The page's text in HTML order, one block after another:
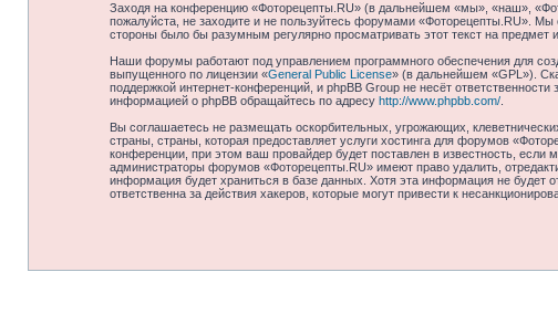
Заходя на конференцию «Фоторецепты.RU» (в дальнейшем «мы», «наш»,
пожалуйста, не заходите и не пользуйтесь форумами «Фоторецепты.RU».
стороны было бы разумным регулярно просматривать этот текст на
Наши форумы работают под управлением программного обеспечения для
выпущенного по лицензии «General Public License» (в дальнейшем «GPL»).
поддержкой интернет-конференций, и phpBB Group не несёт
информацией о phpBB обращайтесь по адресу http://www.phpbb.com/.
Вы соглашаетесь не размещать оскорбительных, угрожающих,
страны, страны, которая предоставляет услуги хостинга для форумов
конференции, при этом ваш провайдер будет поставлен в известность,
администраторы форумов «Фоторецепты.RU» имеют право удалить,
информация будет храниться в базе данных. Хотя эта информация не будет
ответственна за действия хакеров, которые могут привести к